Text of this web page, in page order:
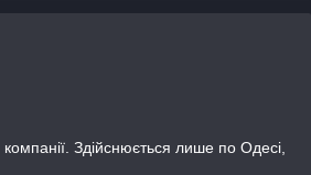
Здійснюється лише по Одесі,